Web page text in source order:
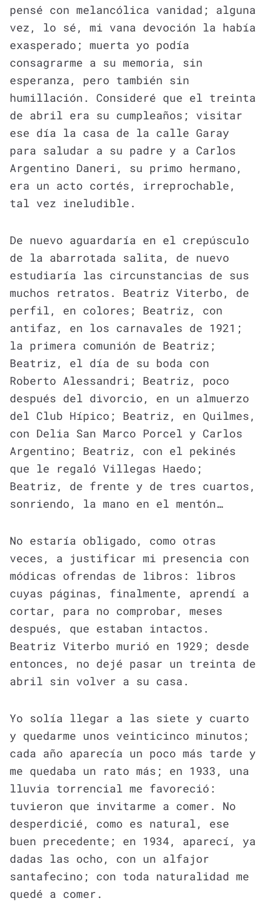
pensé con melancólica vanidad; alguna
vez, lo sé, mi vana devoción la había
exasperado; muerta yo podía
consagrarme a su memoria, sin
esperanza, pero también sin
humillación. Consideré que el treinta
de abril era su cumpleaños; visitar
ese día la casa de la calle Garay
para saludar a su padre y a Carlos
Argentino Daneri, su primo hermano,
era un acto cortés, irreprochable,
tal vez ineludible.
De nuevo aguardaría en el crepúsculo
de la abarrotada salita, de nuevo
estudiaría las circunstancias de sus
muchos retratos. Beatriz Viterbo, de
perfil, en colores; Beatriz, con
antifaz, en los carnavales de 1921;
la primera comunión de Beatriz;
Beatriz, el día de su boda con
Roberto Alessandri; Beatriz, poco
después del divorcio, en un almuerzo
del Club Hípico; Beatriz, en Quilmes,
con Delia San Marco Porcel y Carlos
Argentino; Beatriz, con el pekinés
que le regaló Villegas Haedo;
Beatriz, de frente y de tres cuartos,
sonriendo, la mano en el mentón…
No estaría obligado, como otras
veces, a justificar mi presencia con
módicas ofrendas de libros: libros
cuyas páginas, finalmente, aprendí a
cortar, para no comprobar, meses
después, que estaban intactos.
Beatriz Viterbo murió en 1929; desde
entonces, no dejé pasar un treinta de
abril sin volver a su casa.
Yo solía llegar a las siete y cuarto
y quedarme unos veinticinco minutos;
cada año aparecía un poco más tarde y
me quedaba un rato más; en 1933, una
lluvia torrencial me favoreció:
tuvieron que invitarme a comer. No
desperdicié, como es natural, ese
buen precedente; en 1934, aparecí, ya
dadas las ocho, con un alfajor
santafecino; con toda naturalidad me
quedé a comer.